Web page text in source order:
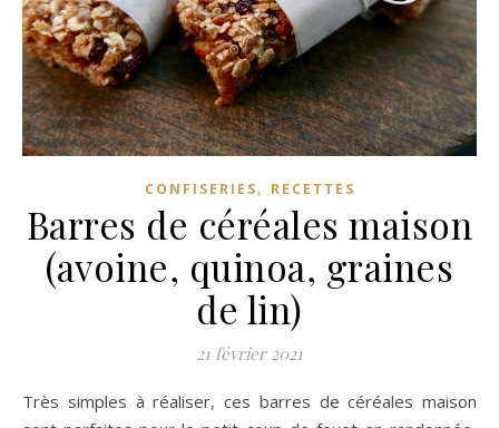
CONFISERIES, RECETTES
Barres de céréales maison
(avoine, quinoa, graines
de lin)
21 février 2021
Très simples à réaliser, ces barres de céréales maison